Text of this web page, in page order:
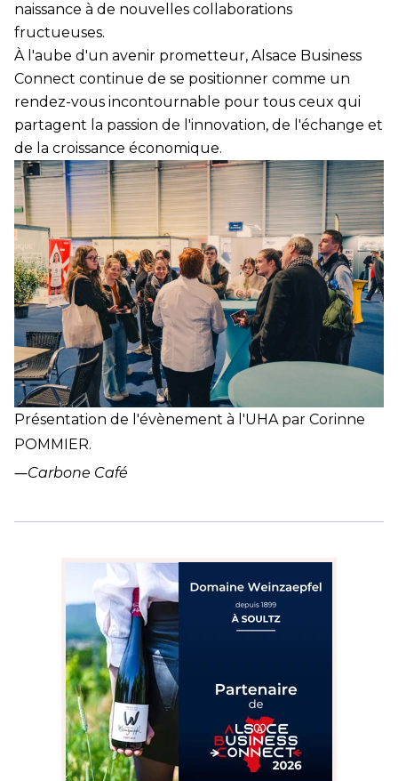
naissance à de nouvelles collaborations
fructueuses.
À l'aube d'un avenir prometteur, Alsace Business
Connect continue de se positionner comme un
rendez-vous incontournable pour tous ceux qui
partagent la passion de l'innovation, de l'échange et
de la croissance économique.
Présentation de l'évènement à l'UHA par Corinne
POMMIER.
―Carbone Café